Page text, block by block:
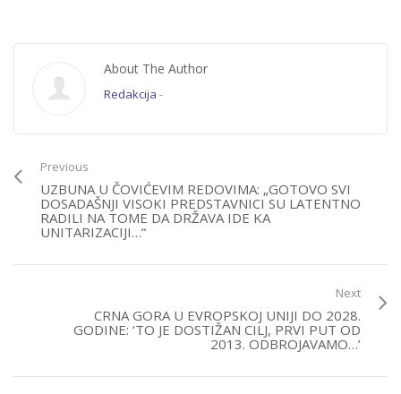
About The Author
Redakcija -
Previous
UZBUNA U ČOVIĆEVIM REDOVIMA: „GOTOVO SVI
DOSADAŠNJI VISOKI PREDSTAVNICI SU LATENTNO
RADILI NA TOME DA DRŽAVA IDE KA
UNITARIZACIJI…“
Next
CRNA GORA U EVROPSKOJ UNIJI DO 2028.
GODINE: ‘TO JE DOSTIŽAN CILJ, PRVI PUT OD
2013. ODBROJAVAMO…’